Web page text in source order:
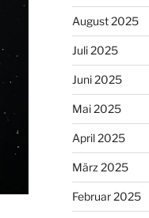
August 2025
Juli 2025
Juni 2025
Mai 2025
April 2025
März 2025
Februar 2025